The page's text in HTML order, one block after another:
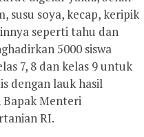
susu soya, kecap, keripik
seperti tahu dan
5000 siswa
7, 8 dan kelas 9 untuk
dengan lauk hasil
Bapak Menteri
RI.